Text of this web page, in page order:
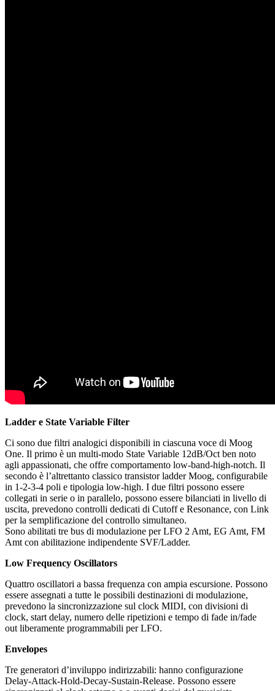
Ladder e State Variable Filter
Ci sono due filtri analogici disponibili in ciascuna voce di Moog
One. Il primo è un multi-modo State Variable 12dB/Oct ben noto
agli appassionati, che offre comportamento low-band-high-notch. Il
secondo è l’altrettanto classico transistor ladder Moog, configurabile
in 1-2-3-4 poli e tipologia low-high. I due filtri possono essere
collegati in serie o in parallelo, possono essere bilanciati in livello di
uscita, prevedono controlli dedicati di Cutoff e Resonance, con Link
per la semplificazione del controllo simultaneo.
Sono abilitati tre bus di modulazione per LFO 2 Amt, EG Amt, FM
Amt con abilitazione indipendente SVF/Ladder.
Low Frequency Oscillators
Quattro oscillatori a bassa frequenza con ampia escursione. Possono
essere assegnati a tutte le possibili destinazioni di modulazione,
prevedono la sincronizzazione sul clock MIDI, con divisioni di
clock, start delay, numero delle ripetizioni e tempo di fade in/fade
out liberamente programmabili per LFO.
Envelopes
Tre generatori d’inviluppo indirizzabili: hanno configurazione
Delay-Attack-Hold-Decay-Sustain-Release. Possono essere